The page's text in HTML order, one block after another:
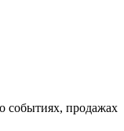
продажах